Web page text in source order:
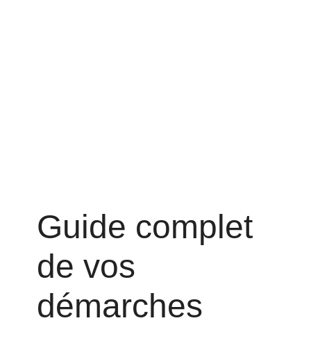
Guide complet
de vos
démarches